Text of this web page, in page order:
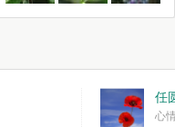
任
心